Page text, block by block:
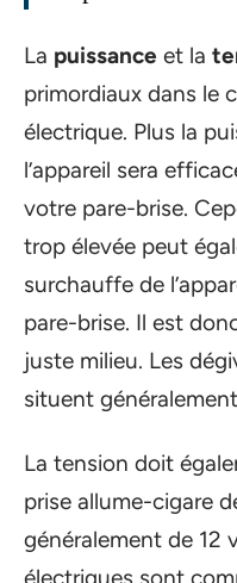
La puissance et la
primordiaux dans le
électrique. Plus la
l’appareil sera
votre pare-brise.
trop élevée peut
surchauffe de
pare-brise. Il est
juste milieu. Les
situent
La tension doit
prise allume-cigare
généralement de 12